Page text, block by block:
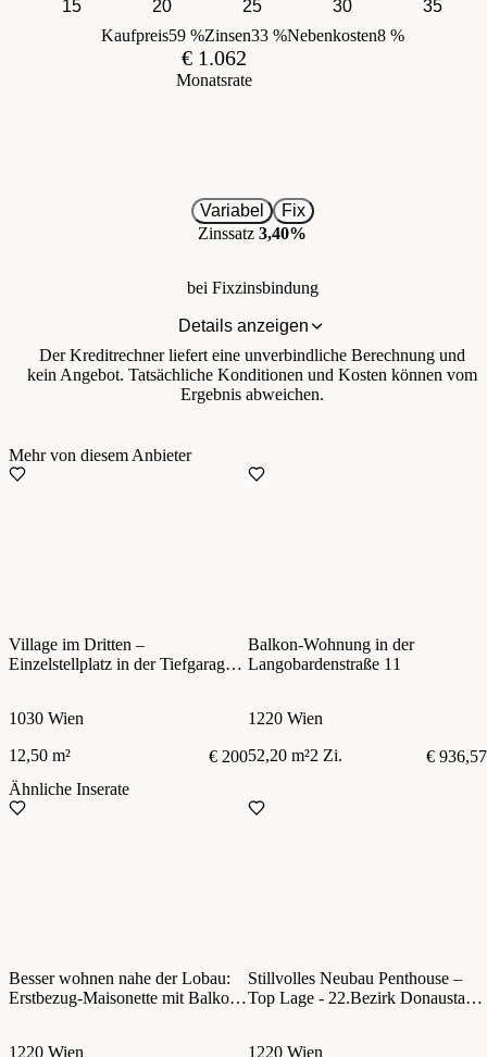
15
20 25 30
35
Kaufpreis59 %Zinsen33 %Nebenkosten8 %
€ 1.062
Monatsrate
Variabel
Fix
Zinssatz 3,40%
bei Fixzinsbindung
Details anzeigen
Der Kreditrechner liefert eine unverbindliche Berechnung und
kein Angebot. Tatsächliche Konditionen und Kosten können vom
Ergebnis abweichen.
Mehr von diesem Anbieter
Village im Dritten –
Einzelstellplatz in der Tiefgarage –
1030 Wien
12,50 m²
€ 200
Balkon-Wohnung in der
Langobardenstraße 11
1220 Wien
52,20 m²2 Zi.
€ 936,57
Ähnliche Inserate
Besser wohnen nahe der Lobau:
Erstbezug-Maisonette mit Balkon
1220 Wien
Stillvolles Neubau Penthouse –
Top Lage - 22.Bezirk Donaustadt
1220 Wien